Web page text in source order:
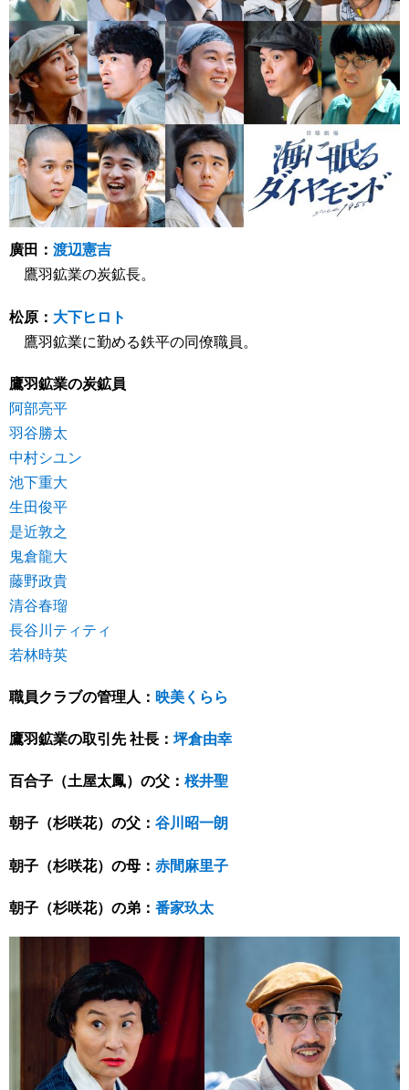
廣田： 渡辺憲吉
鷹羽鉱業の炭鉱長。
松原： 大下ヒロト
鷹羽鉱業に勤める鉄平の同僚職員。
鷹羽鉱業の炭鉱員
阿部亮平
羽谷勝太
中村シユン
池下重大
生田俊平
是近敦之
鬼倉龍大
藤野政貴
清谷春瑠
長谷川ティティ
若林時英
職員クラブの管理人： 映美くらら
鷹羽鉱業の取引先 社長： 坪倉由幸
百合子（土屋太鳳）の父： 桜井聖
朝子（杉咲花）の父： 谷川昭一朗
朝子（杉咲花）の母： 赤間麻里子
朝子（杉咲花）の弟： 番家玖太